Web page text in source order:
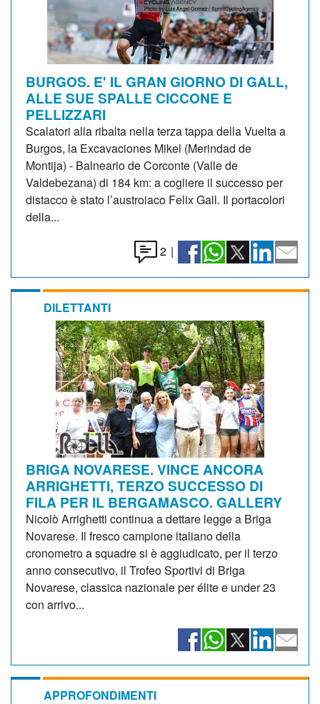
BURGOS. E' IL GRAN GIORNO DI GALL,
ALLE SUE SPALLE CICCONE E
PELLIZZARI
Scalatori alla ribalta nella terza tappa della Vuelta a
Burgos, la Excavaciones Mikel (Merindad de
Montija) - Balneario de Corconte (Valle de
Valdebezana) di 184 km: a cogliere il successo per
distacco è stato l’austroiaco Felix Gall. Il portacolori
della...
2 |
DILETTANTI
BRIGA NOVARESE. VINCE ANCORA
ARRIGHETTI, TERZO SUCCESSO DI
FILA PER IL BERGAMASCO. GALLERY
Nicolò Arrighetti continua a dettare legge a Briga
Novarese. Il fresco campione italiano della
cronometro a squadre si è aggiudicato, per il terzo
anno consecutivo, il Trofeo Sportivi di Briga
Novarese, classica nazionale per élite e under 23
con arrivo...
APPROFONDIMENTI